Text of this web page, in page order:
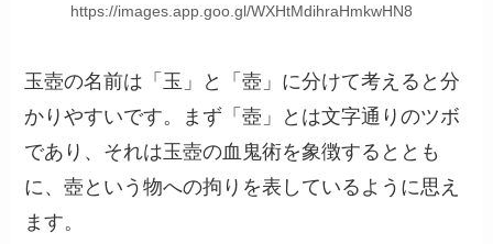
https://images.app.goo.gl/WXHtMdihraHmkwHN8
玉壺の名前は「玉」と「壺」に分けて考えると分
かりやすいです。まず「壺」とは文字通りのツボ
であり、それは玉壺の血鬼術を象徴するととも
に、壺という物への拘りを表しているように思え
ます。